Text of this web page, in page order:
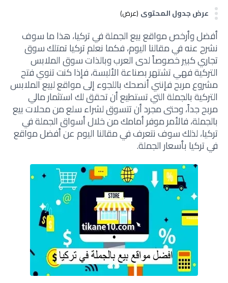
عرض جدول المحتوى (عرض)
أفضل وأرخص مواقع بيع الجملة في تركيا، هذا ما سوف
نشرح عنه في مقالنا اليوم، فكما نعلم تركيا تمتلك سوق
تجاري كبير خصوصاً لدى العرب وبالذات سوق الملابس
التركية فهي تشتهر بصناعة الألبسة، فإذا كنت تنوي فتح
مشروع مربح فإنني أنصحك باللجوء إلى مواقع لبيع الملابس
التركية بالجملة التي تستطيع أن تحقق لك استثمار مالي
مربح جداً، وحتى مجرد أن تتسوق لشراء سلع من محلات بيع
بالجملة، فالأمر موفر أمامك من خلال أسواق الجملة في
تركيا، لذلك سوف نتعرف في مقالنا اليوم عن أفضل مواقع
في تركيا بأسعار الجملة.